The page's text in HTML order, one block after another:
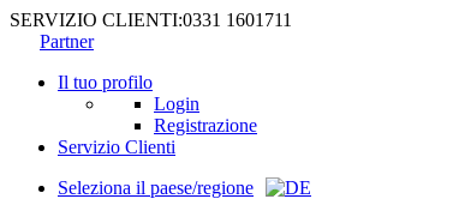
SERVIZIO CLIENTI:0331 1601711
Partner
Il tuo profilo
Login
Registrazione
Servizio Clienti
Seleziona il paese/regione